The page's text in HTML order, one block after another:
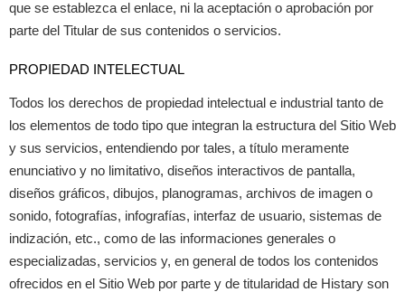
que se establezca el enlace, ni la aceptación o aprobación por
parte del Titular de sus contenidos o servicios.
PROPIEDAD INTELECTUAL
Todos los derechos de propiedad intelectual e industrial tanto de
los elementos de todo tipo que integran la estructura del Sitio Web
y sus servicios, entendiendo por tales, a título meramente
enunciativo y no limitativo, diseños interactivos de pantalla,
diseños gráficos, dibujos, planogramas, archivos de imagen o
sonido, fotografías, infografías, interfaz de usuario, sistemas de
indización, etc., como de las informaciones generales o
especializadas, servicios y, en general de todos los contenidos
ofrecidos en el Sitio Web por parte y de titularidad de Histary son